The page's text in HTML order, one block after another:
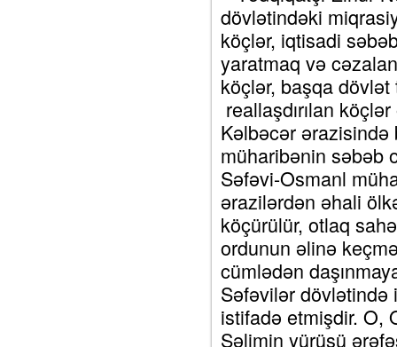
dövlətindəki
köçlər, iqtisadi
yaratmaq və
köçlər, başqa
reallaşdırılan
Kəlbəcər
müharibənin səbəb
Səfəvi-Osmanl
ərazilərdən əhali
köçürülür, otlaq
ordunun əlinə
cümlədən
Səfəvilər dövlətində
istifadə etmişdir. O,
Səlimin yürüşü